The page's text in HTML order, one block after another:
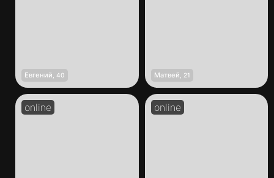
Евгений 40 Матвей 21